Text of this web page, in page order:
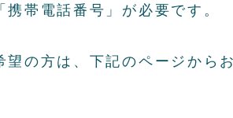
帯電話番号」が必要です。
の方は、下記のページから